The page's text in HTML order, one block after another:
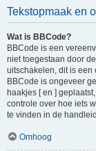
Tekstopmaak en
Wat is BBCode?
BBCode is een
niet toegestaan door
uitschakelen, dit is een
BBCode is ongeveer
haakjes [ en ]
controle over hoe iets
te vinden in de
Omhoog